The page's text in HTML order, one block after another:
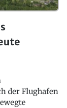
der Flughafen